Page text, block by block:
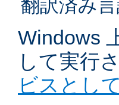
翻訳済み
Windows
して実行
ビスとし